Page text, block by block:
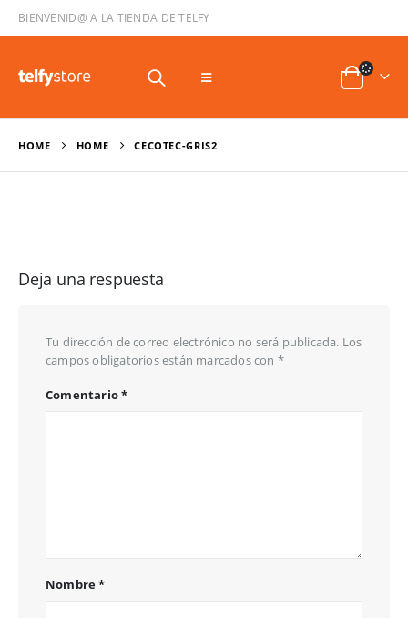
BIENVENID@ A LA TIENDA DE TELFY
HOME HOME CECOTEC-GRIS2
Deja una respuesta
Tu dirección de correo electrónico no será publicada. Los
campos obligatorios están marcados con *
Comentario*
Nombre*